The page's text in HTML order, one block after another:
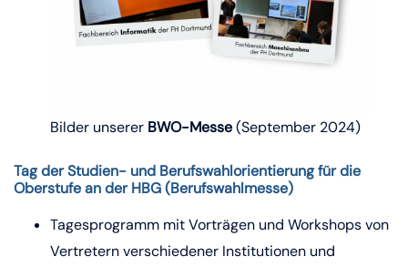
Bilder unserer BWO-Messe(September 2024)
Tag der Studien- und Berufswahlorientierung für die
Oberstufe an der HBG (Berufswahlmesse)
Tagesprogramm mit Vorträgen und Workshops von
Vertretern verschiedener Institutionen und